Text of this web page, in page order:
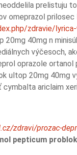
omeprazol
zdravie/
40mg n
výčesoch,
oprazole
ultop 20mg 40mg
ariclaim
zdravi/prozac-
pepticum